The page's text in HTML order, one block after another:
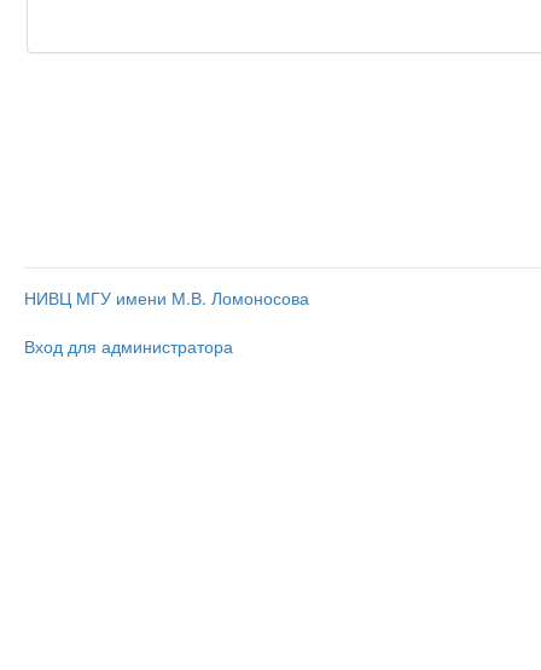
НИВЦ МГУ имени М.В. Ломоносова
Вход для администратора